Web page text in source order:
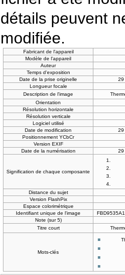
détails peuvent
modifiée.
Fabricant de l'appareil
Modèle de l'appareil
Auteur
Temps d'exposition
Date de la prise originelle
29
Longueur focale
Description de l'image
Orientation
Résolution horizontale
Résolution verticale
Logiciel utilisé
Date de modification
29
Positionnement YCbCr
Version EXIF
Date de la numérisation
29
Signification de chaque composante
Distance du sujet
Version FlashPix
Espace colorimétrique
Identifiant unique de l'image
Note (sur 5)
Titre court
Mots-clés